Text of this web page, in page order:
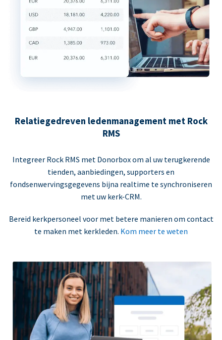
Relatiegedreven ledenmanagement met Rock
RMS
Integreer Rock RMS met Donorbox om al uw terugkerende
tienden, aanbiedingen, supporters en
fondsenwervingsgegevens bijna realtime te synchroniseren
met uw kerk-CRM.
Bereid kerkpersoneel voor met betere manieren om contact
te maken met kerkleden. Kom meer te weten